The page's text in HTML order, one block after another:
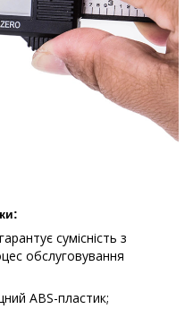
сумісність з
обслуговування
ABS-пластик;